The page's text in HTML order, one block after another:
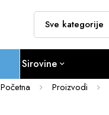
Sirovine
Početna Proizvodi